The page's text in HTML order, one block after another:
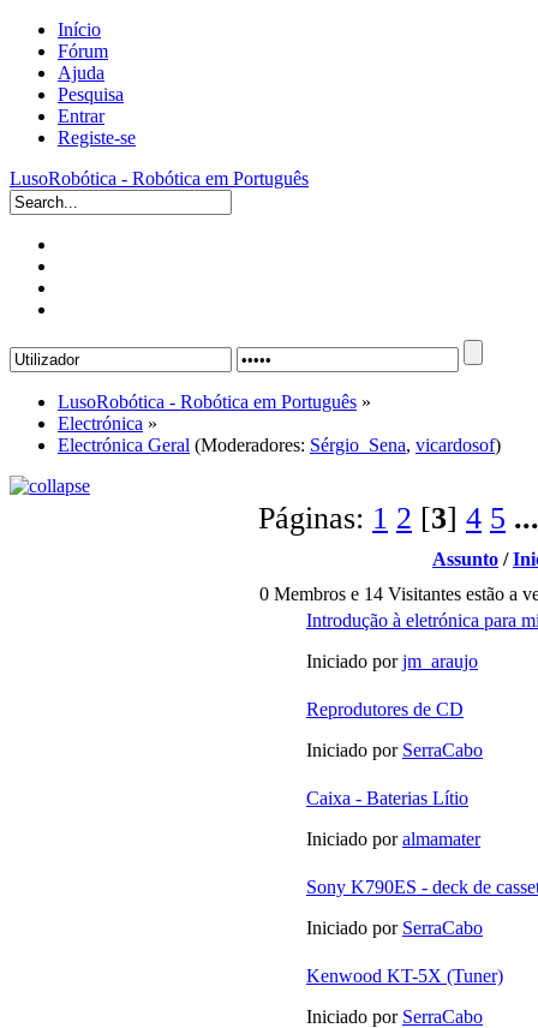
Início
Fórum
Ajuda
Pesquisa
Entrar
Registe-se
LusoRobótica - Robótica em Português
LusoRobótica - Robótica em Português »
Electrónica »
Electrónica Geral (Moderadores: Sérgio_Sena, vicardosof)
Páginas: 1 2 [3] 4 5
Assunto /
0 Membros e 14 Visitantes estão a
Introdução à eletrónica para
Iniciado porjm_araujo
Reprodutores de CD
Iniciado por SerraCabo
Caixa - Baterias Lítio
Iniciado poralmamater
Sony K790ES - deck de
Iniciado por SerraCabo
Kenwood KT-5X (Tuner)
Iniciado por SerraCabo